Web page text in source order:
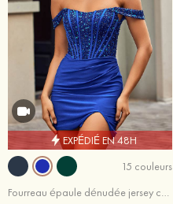
EXPÉDIÉ EN 48H
15 couleurs
Fourreau épaule dénudée jersey courte/mini robe de bal